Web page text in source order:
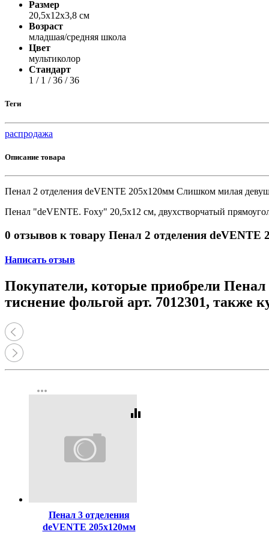
Размер
20,5х12х3,8 см
Возраст
младшая/средняя школа
Цвет
мультиколор
Стандарт
1 / 1 / 36 / 36
Теги
распродажа
Описание товара
Пенал 2 отделения deVENTE 205х120мм Слишком милая
Пенал "deVENTE. Foxy" 20,5x12 см, двухстворчатый
0 отзывов к товару Пенал 2 отделения
Написать отзыв
Покупатели, которые приобрели
тиснение фольгой арт. 7012301, также
more_horiz
equalizer
Пенал 3 отделения
deVENTE 205х120мм